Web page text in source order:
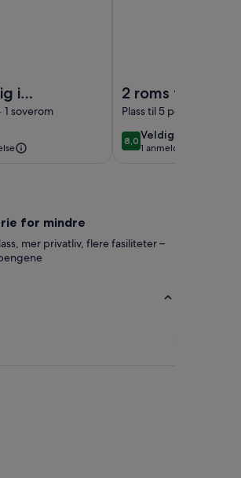
i
1 soverom
2 roms fin
Hyltebruk
Plass til 5 personer · 2
8,08,0 av 10
Veldig bra
veldig
bra
1 anmeldelse
(1
for mindre
mer privatliv, flere fasiliteter –